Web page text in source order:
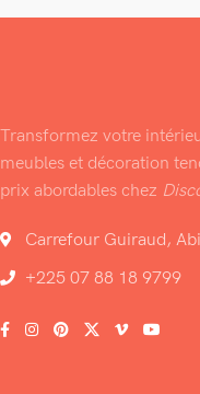
Transformez votre
meubles et décoration
prix abordables chez
Carrefour Guiraud,
+225 07 88 18 9799